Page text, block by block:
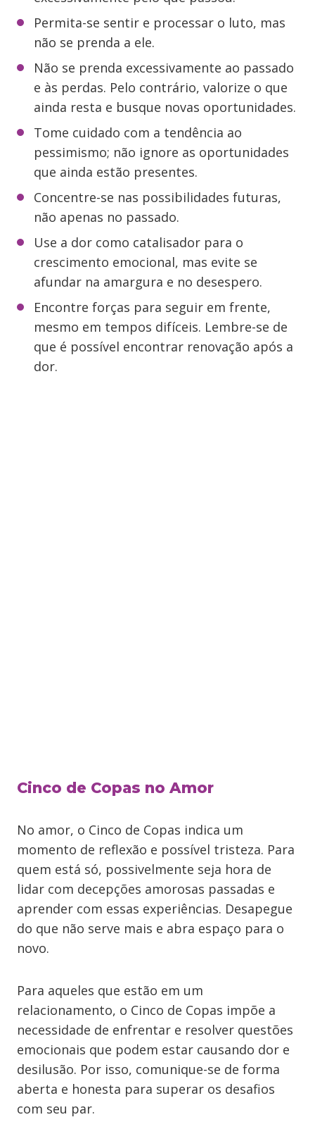
Permita-se sentir e processar o luto, mas
não se prenda a ele.
Não se prenda excessivamente ao passado
e às perdas. Pelo contrário, valorize o que
ainda resta e busque novas oportunidades.
Tome cuidado com a tendência ao
pessimismo; não ignore as oportunidades
que ainda estão presentes.
Concentre-se nas possibilidades futuras,
não apenas no passado.
Use a dor como catalisador para o
crescimento emocional, mas evite se
afundar na amargura e no desespero.
Encontre forças para seguir em frente,
mesmo em tempos difíceis. Lembre-se de
que é possível encontrar renovação após a
dor.
Cinco de Copas no Amor
No amor, o Cinco de Copas indica um
momento de reflexão e possível tristeza. Para
quem está só, possivelmente seja hora de
lidar com decepções amorosas passadas e
aprender com essas experiências. Desapegue
do que não serve mais e abra espaço para o
novo.
Para aqueles que estão em um
relacionamento, o Cinco de Copas impõe a
necessidade de enfrentar e resolver questões
emocionais que podem estar causando dor e
desilusão. Por isso, comunique-se de forma
aberta e honesta para superar os desafios
com seu par.